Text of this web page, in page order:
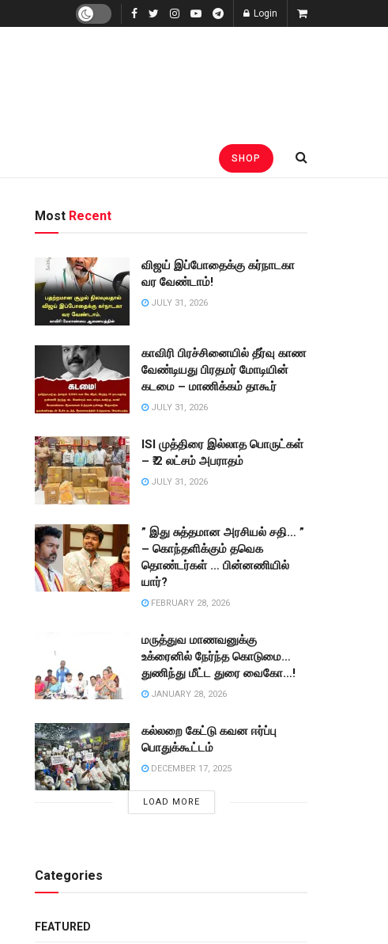
Login
SHOP
Most Recent
விஜய் இப்போதைக்கு கர்நாடகா
வர வேண்டாம்!
JULY 31, 2026
காவிரி பிரச்சினையில் தீர்வு காண
வேண்டியது பிரதமர் மோடியின்
கடமை – மாணிக்கம் தாகூர்
JULY 31, 2026
ISI முத்திரை இல்லாத பொருட்கள்
– ₹.2 லட்சம் அபராதம்
JULY 31, 2026
” இது சுத்தமான அரசியல் சதி… ”
– கொந்தளிக்கும் தவெக
தொண்டர்கள் … பின்னணியில்
யார்?
FEBRUARY 28, 2026
மருத்துவ மாணவனுக்கு
உக்ரைனில் நேர்ந்த கொடுமை…
துணிந்து மீட்ட துரை வைகோ…!
JANUARY 28, 2026
கல்லறை கேட்டு கவன ஈர்ப்பு
பொதுக்கூட்டம்
DECEMBER 17, 2025
LOAD MORE
Categories
FEATURED